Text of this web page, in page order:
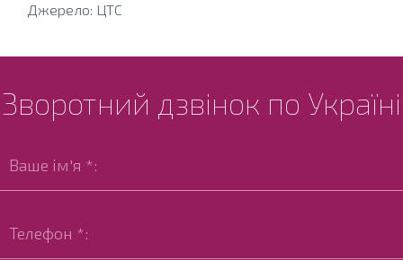
Джерело: ЦТС
Зворотний дзвінок по Україні